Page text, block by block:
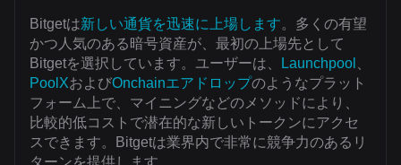
Bitgetは新しい通貨を迅速に上場します。多くの有望
かつ人気のある暗号資産が、最初の上場先として
Bitgetを選択しています。ユーザーは、
Launchpool
PoolXおよびOnchainエアドロップのようなプラット
フォーム上で、マイニングなどのメソッドにより、
比較的低コストで潜在的な新しいトークンにアクセ
スできます。Bitgetは業界内で非常に競争力のあるリ
ターンを提供します。